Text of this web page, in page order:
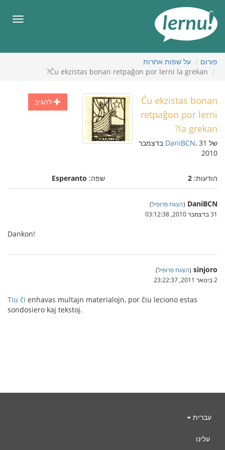
העניינים
פורום
על שפות אחרות
Ĉu ekzistas bonan retpaĝon por lerni la grekan?
להגיב
Ĉu ekzistas bonan
retpaĝon por lerni
la grekan?
של DaniBCN , 31 בדצמבר
2010
הודעות: 2 שפה: Esperanto
DaniBCN
(הצגת פרופיל)
31 בדצמבר 2010, 03:12:38
Dankon!
sinjoro
(הצגת פרופיל)
2 בינואר 2011, 23:22:37
Tiu ĉi enhavas multajn materialojn, por ĉiu leciono estas
sondosiero kaj tekstoj.
עברית
עלינו